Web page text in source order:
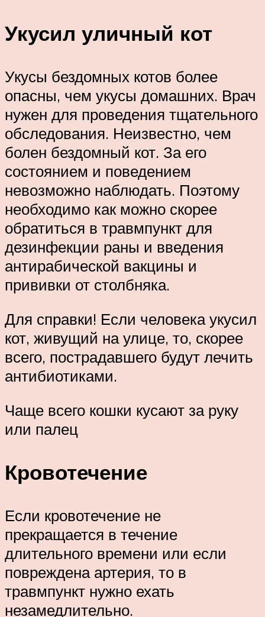
Укусил уличный кот
Укусы бездомных котов более
опасны, чем укусы домашних. Врач
нужен для проведения тщательного
обследования. Неизвестно, чем
болен бездомный кот. За его
состоянием и поведением
невозможно наблюдать. Поэтому
необходимо как можно скорее
обратиться в травмпункт для
дезинфекции раны и введения
антирабической вакцины и
прививки от столбняка.
Для справки! Если человека укусил
кот, живущий на улице, то, скорее
всего, пострадавшего будут лечить
антибиотиками.
Чаще всего кошки кусают за руку
или палец
Кровотечение
Если кровотечение не
прекращается в течение
длительного времени или если
повреждена артерия, то в
травмпункт нужно ехать
незамедлительно.